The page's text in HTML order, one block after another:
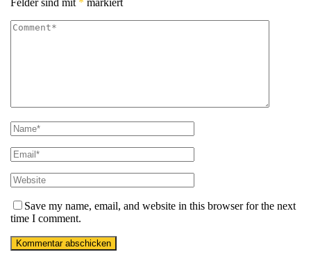
Felder sind mit * markiert
Save my name, email, and website in this browser for the next
time I comment.